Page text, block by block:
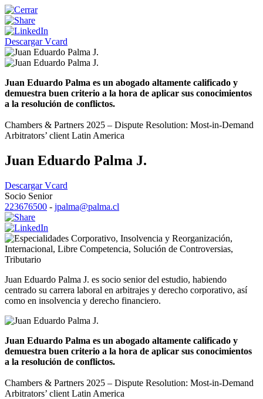
Descargar Vcard
Juan Eduardo Palma es un abogado altamente calificado y
demuestra buen criterio a la hora de aplicar sus conocimientos
a la resolución de conflictos.
Chambers & Partners 2025 – Dispute Resolution: Most-in-Demand
Arbitrators’ client Latin America
Juan Eduardo Palma J.
Descargar Vcard
Socio Senior
223676500 - jpalma@palma.cl
Corporativo, Insolvencia y Reorganización,
Internacional, Libre Competencia, Solución de Controversias,
Tributario
Juan Eduardo Palma J. es socio senior del estudio, habiendo
centrado su carrera laboral en arbitrajes y derecho corporativo, así
como en insolvencia y derecho financiero.
Juan Eduardo Palma es un abogado altamente calificado y
demuestra buen criterio a la hora de aplicar sus conocimientos
a la resolución de conflictos.
Chambers & Partners 2025 – Dispute Resolution: Most-in-Demand
Arbitrators’ client Latin America